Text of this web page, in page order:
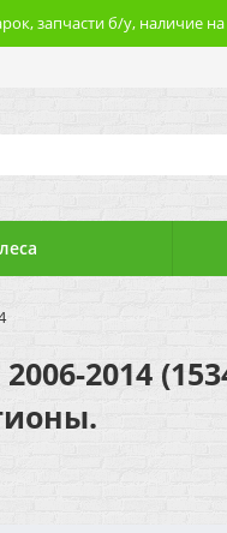
запчасти б/у, наличие
2014